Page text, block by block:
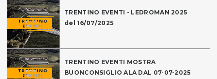
TRENTINO EVENTI - LEDROMAN 2025
del 16/07/2025
TRENTINO EVENTI MOSTRA
BUONCONSIGLIO ALA DAL 07-07-2025